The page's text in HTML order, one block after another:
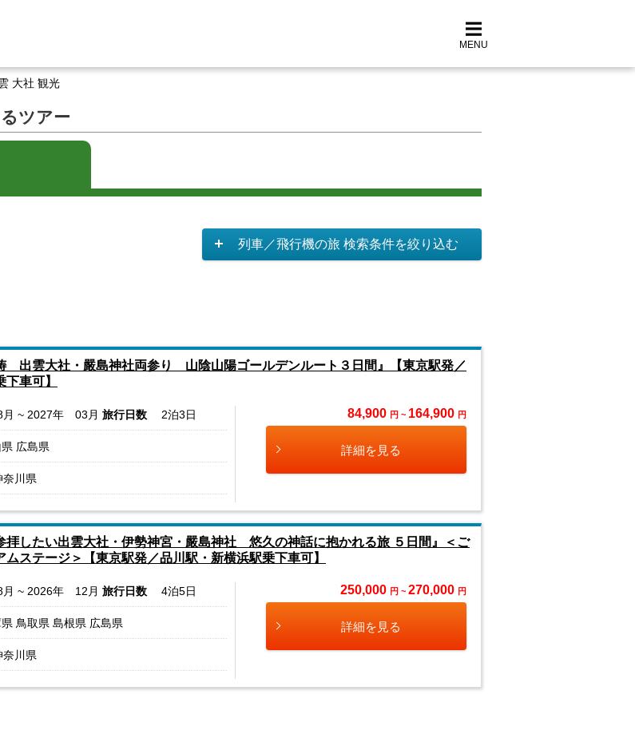
MENU
大社 観光
ツアー
列車／飛行機の旅 検索条件を絞り込む
出雲大社・嚴島神社両参り 山陰山陽ゴールデンルート３日間』【東京駅発／
車可】
~ 2027年 03月 旅行日数 2泊3日
広島県
川県
84,900 円 ~ 164,900 円
詳細を見る
拝したい出雲大社・伊勢神宮・嚴島神社 悠久の神話に抱かれる旅 ５日間』＜ご
ムステージ＞【東京駅発／品川駅・新横浜駅乗下車可】
~ 2026年 12月 旅行日数 4泊5日
鳥取県 島根県 広島県
川県
250,000 円 ~ 270,000 円
詳細を見る